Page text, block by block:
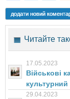
додати новий
Читайте
17.05.2023
Військові
29.04.2023